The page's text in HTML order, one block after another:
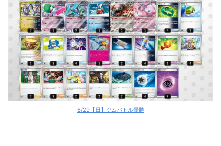
マリィのオーロンゲex
マリィのオーロンゲex
マリィのオーロンゲex
マリィのオーロンゲex
サーナイトex
サーナイトex
6/29【日】ジムバトル優勝